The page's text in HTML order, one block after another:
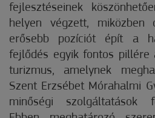
fejlesztéseinek
helyen végzett, miközben
erősebb pozíciót épít a
fejlődés egyik fontos pillére
turizmus, amelynek
Szent Erzsébet Mórahalmi
minőségi szolgáltatások